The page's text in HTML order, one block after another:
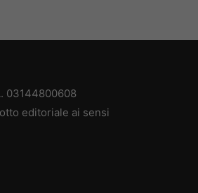
03144800608
editoriale ai sensi